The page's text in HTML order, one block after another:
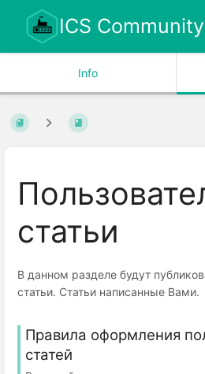
ICS Community
Info
статьи
В данном разделе будут
статьи. Статьи написанные Вами.
Правила оформления
статей